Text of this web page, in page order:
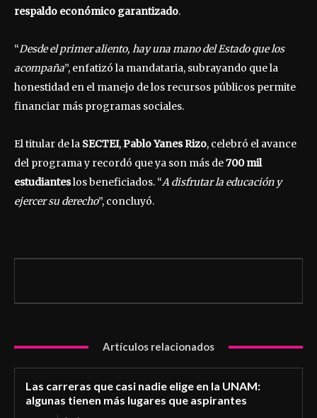
respaldo económico garantizado.
“Desde el primer aliento, hay una mano del Estado que los
acompaña”, enfatizó la mandataria, subrayando que la
honestidad en el manejo de los recursos públicos permite
financiar más programas sociales.
El titular de la SECTEI,Pablo Yanes Rizo, celebró el avance
del programa y recordó que ya son más de700 mil
estudianteslos beneficiados. “A disfrutar la educación y
ejercer su derecho”, concluyó.
Artículos relacionados
Las carreras que casi nadie elige en la UNAM:
algunas tienen más lugares que aspirantes